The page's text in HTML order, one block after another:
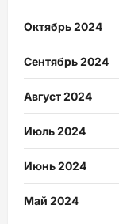
Октябрь 2024
Сентябрь 2024
Август 2024
Июль 2024
Июнь 2024
Май 2024